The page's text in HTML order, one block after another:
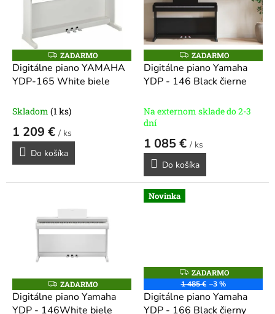
Z
A
D
A
O
ZADARMO
Digitálne piano YAMAHA
YDP-165 White biele
Skladom (1 ks)
1 209 € / ks
Do košíka
Z
A
D
A
ZADARMO
Digitálne piano Yamaha
YDP - 146 Black čierne
Na externom sklade do 2-3
dní
1 085 € / ks
Do košíka
Z
A
D
A
ZADARMO
Digitálne piano Yamaha
YDP - 146White biele
Novinka
Z
A
D
A
R
ZADARMO
1 485 € –3 %
Digitálne piano Yamaha
YDP - 166 Black čierny